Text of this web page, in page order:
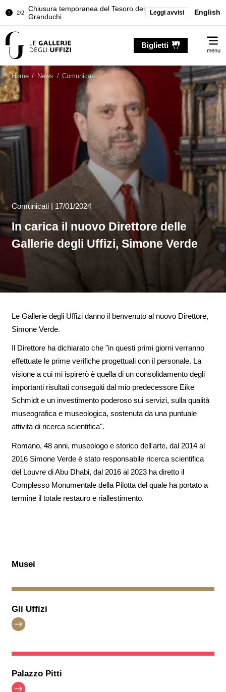
2/2
Chiusura temporanea del Tesoro dei
Granduchi
della Sala dell'Iliade
Granduchi
Leggi avvisi English
Biglietti
menu
Home / News / Comunicati
Comunicati| 17/01/2024
In carica il nuovo Direttore delle
Gallerie degli Uffizi, Simone Verde
Le Gallerie degli Uffizi danno il benvenuto al nuovo Direttore,
Simone Verde.
Il Direttore ha dichiarato che "in questi primi giorni verranno
effettuate le prime verifiche progettuali con il personale. La
visione a cui mi ispirerò è quella di un consolidamento degli
importanti risultati conseguiti dal mio predecessore Eike
Schmidt e un investimento poderoso sui servizi, sulla qualità
museografica e museologica, sostenuta da una puntuale
attività di ricerca scientifica".
Romano, 48 anni, museologo e storico dell'arte, dal 2014 al
2016 Simone Verde è stato responsabile ricerca scientifica
del Louvre di Abu Dhabi, dal 2016 al 2023 ha diretto il
Complesso Monumentale della Pilotta del quale ha portato a
termine il totale restauro e riallestimento.
Musei
Gli Uffizi
Palazzo Pitti